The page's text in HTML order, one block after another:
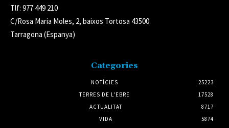
Tlf: 977 449 210
C/Rosa Maria Moles, 2, baixos Tortosa 43500
Tarragona (Espanya)
Categories
NOTÍCIES
25223
TERRES DE L'EBRE
17528
ACTUALITAT
8717
VIDA
5874